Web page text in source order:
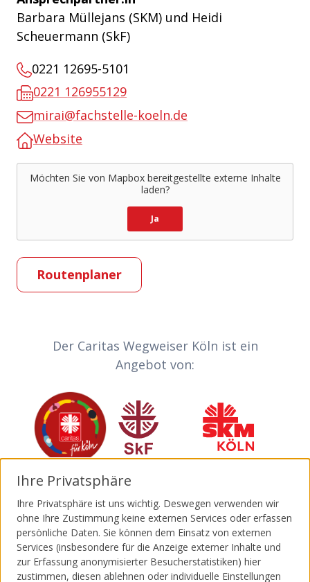
Barbara Müllejans (SKM) und Heidi
Scheuermann (SkF)
0221 12695-5101
0221 126955129
mirai@fachstelle-koeln.de
Website
Möchten Sie von Mapboxbereitgestellte externe Inhalte
laden?
Ja
Routenplaner
Partner-LinksDer Caritas Wegweiser Köln ist ein
Angebot von:
Caritas
Sozialdienst katholischer
Sozialdienst
Invia
Malteser
Ihre Privatsphäre
Ihre Privatsphäre ist uns wichtig. Deswegen verwenden wir
ohne Ihre Zustimmung keine externen Services oder erfassen
persönliche Daten. Sie können dem Einsatz von externen
Services (insbesondere für die Anzeige externer Inhalte und
zur Erfassung anonymisierter Besucherstatistiken) hier
zustimmen, diesen ablehnen oder individuelle Einstellungen